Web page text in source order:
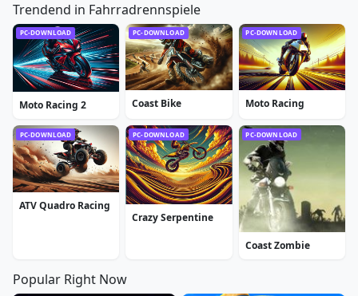
Trendend in Fahrradrennspiele
PC-DOWNLOAD
Moto Racing 2
PC-DOWNLOAD
Coast Bike
PC-DOWNLOAD
Moto Racing
PC-DOWNLOAD
ATV Quadro Racing
PC-DOWNLOAD
Crazy Serpentine
PC-DOWNLOAD
Coast Zombie
Popular Right Now